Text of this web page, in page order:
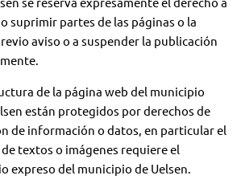
suprimir partes de las páginas o la
aviso o a suspender la publicación
de la página web del municipio
están protegidos por derechos de
de información o datos, en particular el
textos o imágenes requiere el
expreso del municipio de Uelsen.